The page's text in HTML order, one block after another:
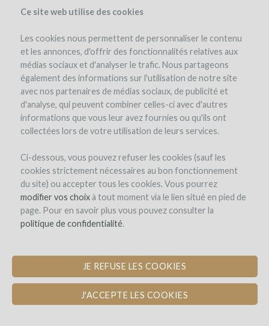
Ce site web utilise des cookies
Les cookies nous permettent de personnaliser le contenu
et les annonces, d'offrir des fonctionnalités relatives aux
médias sociaux et d'analyser le trafic. Nous partageons
également des informations sur l'utilisation de notre site
avec nos partenaires de médias sociaux, de publicité et
d'analyse, qui peuvent combiner celles-ci avec d'autres
informations que vous leur avez fournies ou qu'ils ont
collectées lors de votre utilisation de leurs services.
Ci-dessous, vous pouvez refuser les cookies (sauf les
cookies strictement nécessaires au bon fonctionnement
du site) ou accepter tous les cookies. Vous pourrez
modifier vos choixà tout moment via le lien situé en pied de
page. Pour en savoir plus vous pouvez consulter la
politique de confidentialité.
JE REFUSE LES COOKIES
J'ACCEPTE LES COOKIES
le projet l'équipe détails du projet les remboursements en vin
winefunders(83)
CHÂTEAU DE BEL